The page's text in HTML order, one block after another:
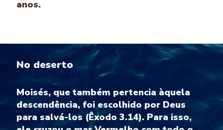
anos.
No deserto
Moisés, que também pertencia àquela
descendência, foi escolhido por Deus
para salvá-los (Êxodo 3.14). Para isso,